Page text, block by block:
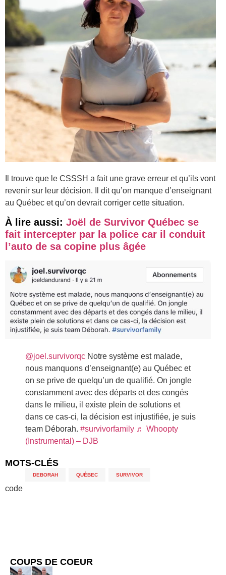
Il trouve que le CSSSH a fait une grave erreur et qu’ils vont
revenir sur leur décision. Il dit qu’on manque d’enseignant
au Québec et qu’on devrait corriger cette situation.
À lire aussi: Joël de Survivor Québec se
fait intercepter par la police car il conduit
l’auto de sa copine plus âgée
@joel.survivorqc Notre système est malade,
nous manquons d’enseignant(e) au Québec et
on se prive de quelqu’un de qualifié. On jongle
constamment avec des départs et des congés
dans le milieu, il existe plein de solutions et
dans ce cas-ci, la décision est injustifiée, je suis
team Déborah. #survivorfamily ♬ Whoopty
(Instrumental) – DJB
MOTS-CLÉS
DEBORAH QUÉBEC SURVIVOR
code
COUPS DE COEUR